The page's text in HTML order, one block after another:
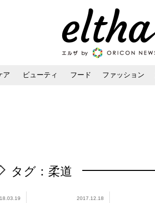
ア ビューティ フード ファッション
タグ：柔道
2017.12.18